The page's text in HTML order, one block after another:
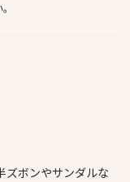
ズボンやサンダルな